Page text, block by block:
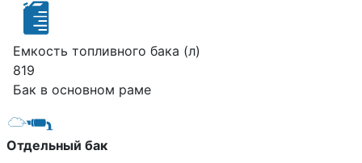
Емкость топливного бака (л)
819
Бак в основном раме
Отдельный бак